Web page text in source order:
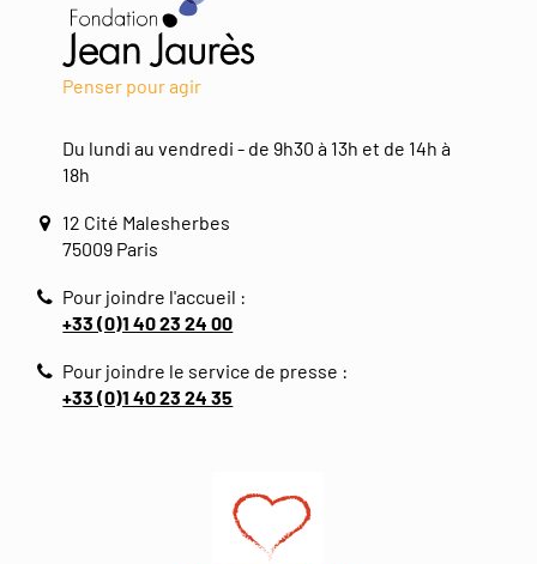
Penser pour agir
Du lundi au vendredi - de 9h30 à 13h et de 14h à
18h
12 Cité Malesherbes
75009 Paris
Pour joindre l'accueil :
+33 (0)1 40 23 24 00
Pour joindre le service de presse :
+33 (0)1 40 23 24 35